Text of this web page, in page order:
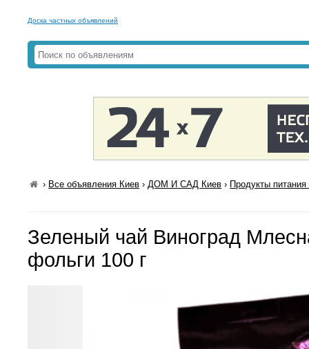
Доска частных объявлений
› Все объявления Киев ›ДОМ И САД Киев › Продукты
Зеленый чай Виноград
фольги 100 г